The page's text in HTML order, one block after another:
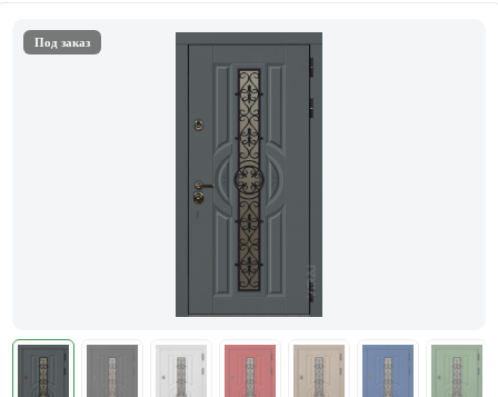
Под заказ